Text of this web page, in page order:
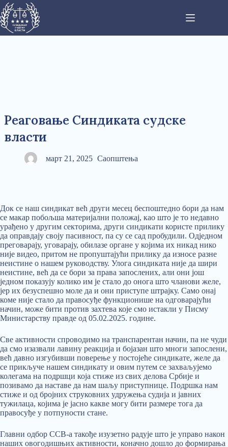
Реаговање Синдиката судске
власти
март 21, 2025 Саопштења
Док се наш синдикат већ други месец беспоштедно бори да нам
се макар побољша материјални положај, као што је то недавно
урађено у другим секторима, други синдикати користе прилику
да оправдају своју пасивност, па су се сад пробудили. Одједном
преговарају, уговарају, обилазе органе у којима их никад нико
није видео, притом не пропуштајући прилику да износе разне
неистине о нашем руководству. Улога синдиката није да шири
неистине, већ да се бори за права запослених, али они још
једном показују колико им је стало до онога што чланови желе,
јер их безуспешно моле да и они приступе штрајку. Само онај
коме није стало да правосуђе функционише на одговарајући
начин, може бити против захтева које смо истакли у Писму
Министарству правде од 05.02.2025. године.
Све активности спроводимо на транспарентан начин, па не чуди
да смо изазвали лавину реакција и бојазан што многи запослени,
већ давно изгубивши поверење у постојеће синдикате, желе да
се прикључе нашем синдикату и овим путем се захваљујемо
колегама на подршци која стиже из свих делова Србије и
позивамо да наставе да нам шаљу приступнице. Подршка нам
стиже и од бројних струковних удружења судија и јавних
тужилаца, којима је јасно какве могу бити размере тога да
правосуђе у потпуности стане.
Главни одбор ССВ-а такође изузетно радује што је управо након
наших овогодишњих активности, коначно дошло до формирања